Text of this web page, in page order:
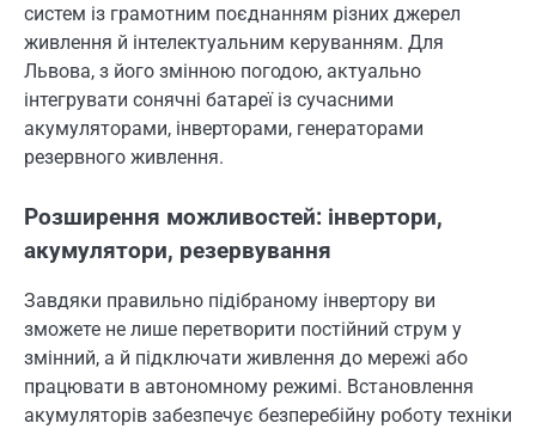
систем із грамотним поєднанням різних джерел
живлення й інтелектуальним керуванням. Для
Львова, з його змінною погодою, актуально
інтегрувати сонячні батареї із сучасними
акумуляторами, інверторами, генераторами
резервного живлення.
Розширення можливостей: інвертори,
акумулятори, резервування
Завдяки правильно підібраному інвертору ви
зможете не лише перетворити постійний струм у
змінний, а й підключати живлення до мережі або
працювати в автономному режимі. Встановлення
акумуляторів забезпечує безперебійну роботу техніки